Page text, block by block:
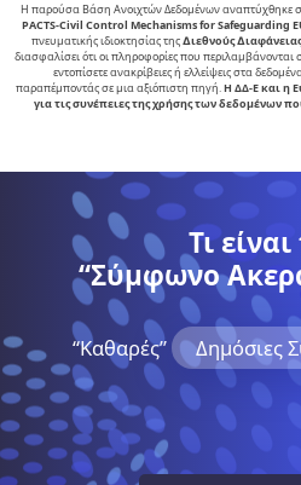
Η παρούσα Βάση Ανοιχτών Δεδομένων αναπτύχθηκε
PACTS-Civil Control Mechanisms for Safeguarding
πνευµατικής ιδιοκτησίας της∆ιεθνούς
διασφαλίσει ότι οι πληροφορίες που
εντοπίσετε ανακρίβειες ή ελλείψεις στα
παραπέμποντάς σε μια αξιόπιστη πηγή.Η ΔΔ-Ε και η
για τις συνέπειες της χρήσης των δεδομένων
Τι είναι
“Σύμφωνο
“Kαθαρές” Δημόσιες